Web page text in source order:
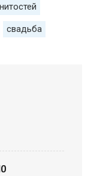
свадьба